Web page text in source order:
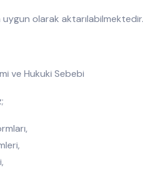
uygun olarak aktarılabilmektedir.
ve Hukuki Sebebi